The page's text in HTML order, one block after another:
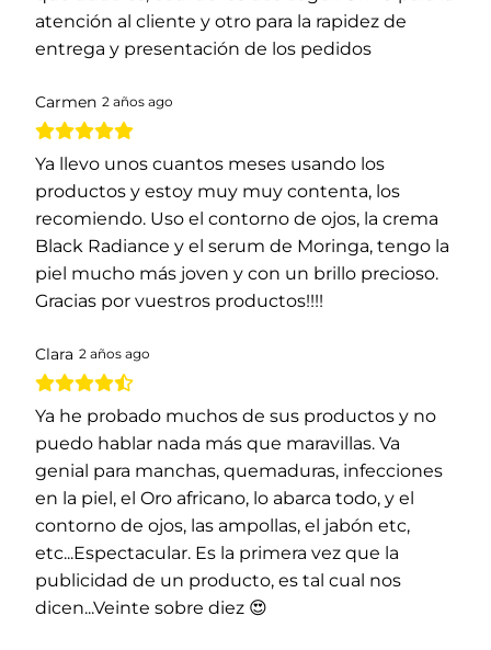
atención al cliente y otro para la rapidez de
entrega y presentación de los pedidos
Carmen 2 años ago
Ya llevo unos cuantos meses usando los
productos y estoy muy muy contenta, los
recomiendo. Uso el contorno de ojos, la crema
Black Radiance y el serum de Moringa, tengo la
piel mucho más joven y con un brillo precioso.
Gracias por vuestros productos!!!!
Clara 2 años ago
Ya he probado muchos de sus productos y no
puedo hablar nada más que maravillas. Va
genial para manchas, quemaduras, infecciones
en la piel, el Oro africano, lo abarca todo, y el
contorno de ojos, las ampollas, el jabón etc,
etc...Espectacular. Es la primera vez que la
publicidad de un producto, es tal cual nos
dicen...Veinte sobre diez 😍